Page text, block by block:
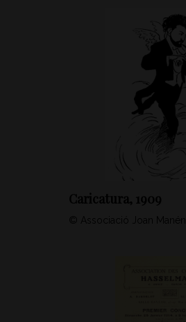
Caricatura, 1909
© Associació Joan Manén